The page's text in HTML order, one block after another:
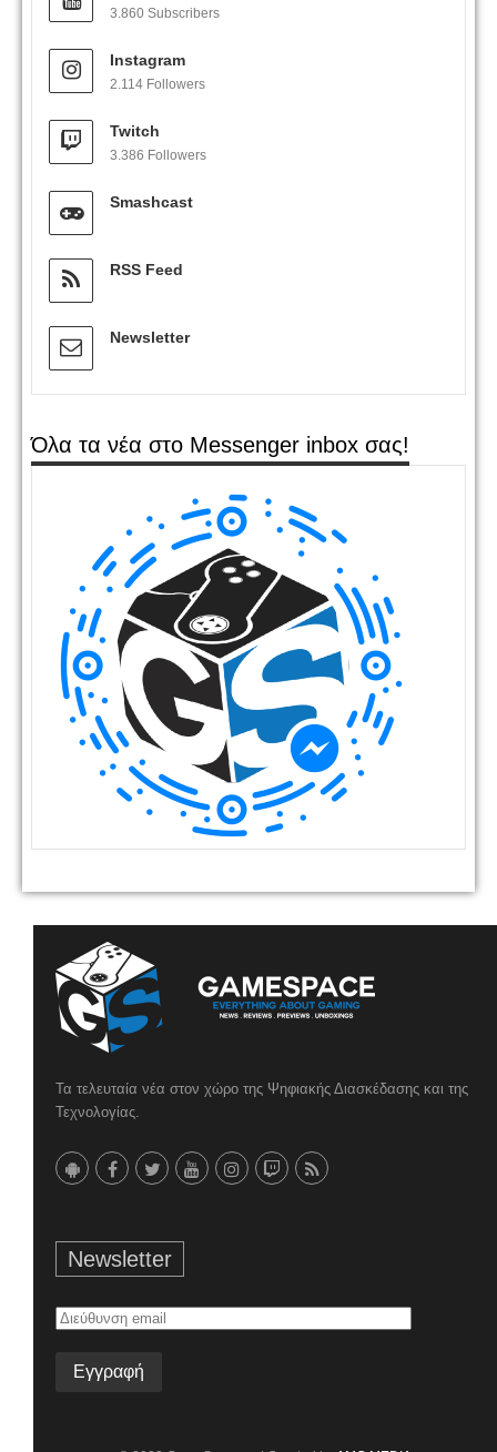
3.860 Subscribers
Instagram
2.114 Followers
Twitch
3.386 Followers
Smashcast
RSS Feed
Newsletter
Όλα τα νέα στο Messenger inbox σας!
Τα τελευταία νέα στον χώρο της Ψηφιακής Διασκέδασης και της
Τεχνολογίας.
Newsletter
Διεύθυνση